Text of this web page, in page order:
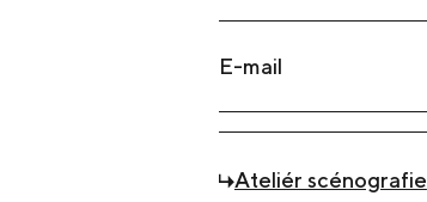
E-mail
Ateliér scénografie